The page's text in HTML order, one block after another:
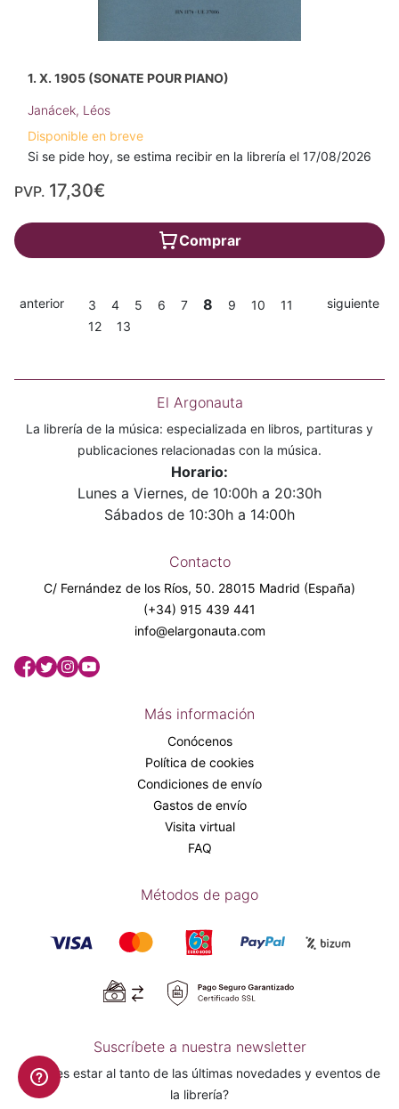
1. X. 1905 (SONATE POUR PIANO)
Janácek, Léos
Disponible en breve
Si se pide hoy, se estima recibir en la librería el 17/08/2026
PVP. 17,30€
Comprar
anterior 3 4 5 6 7 8 9 10
11
12
13
siguiente
El Argonauta
La librería de la música: especializada en libros, partituras y
publicaciones relacionadas con la música.
Horario:
Lunes a Viernes, de 10:00h a 20:30h
Sábados de 10:30h a 14:00h
Contacto
C/ Fernández de los Ríos, 50. 28015 Madrid (España)
(+34) 915 439 441
info@elargonauta.com
Más información
Conócenos
Política de cookies
Condiciones de envío
Gastos de envío
Visita virtual
FAQ
Métodos de pago
Suscríbete a nuestra newsletter
¿Quieres estar al tanto de las últimas novedades y eventos de
la librería?